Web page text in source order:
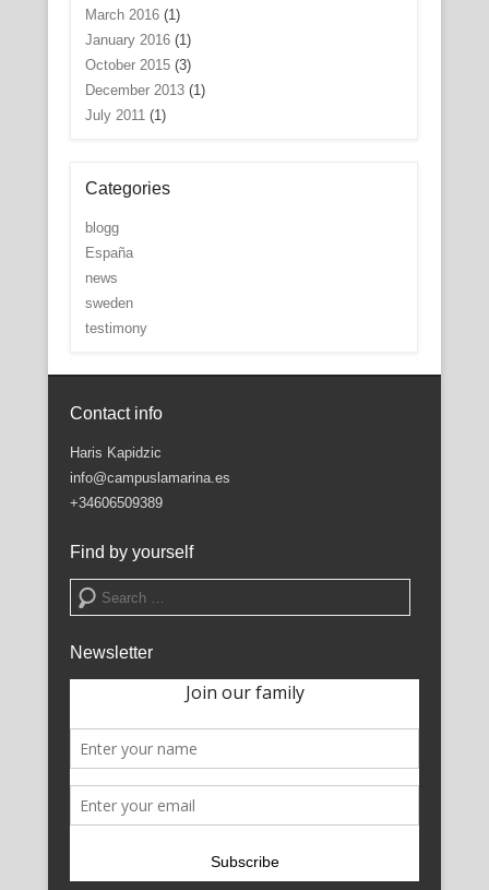
March 2016(1)
January 2016(1)
October 2015(3)
December 2013(1)
July 2011(1)
Categories
blogg
España
news
sweden
testimony
Contact info
Haris Kapidzic
info@campuslamarina.es
+34606509389
Find by yourself
Search
Newsletter